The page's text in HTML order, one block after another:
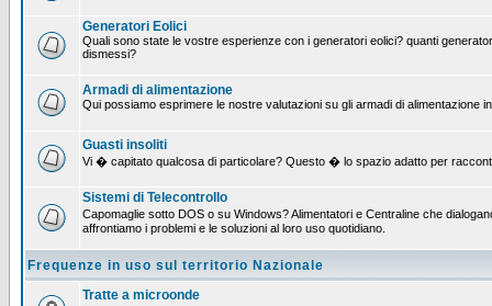
Generatori Eolici
Quali sono state le vostre esperienze con i generatori eolici? quanti
dismessi?
Armadi di alimentazione
Qui possiamo esprimere le nostre valutazioni su gli armadi di alimentazione
Guasti insoliti
Vi � capitato qualcosa di particolare? Questo � lo spazio adatto per
Sistemi di Telecontrollo
Capomaglie sotto DOS o su Windows? Alimentatori e Centraline che
affrontiamo i problemi e le soluzioni al loro uso quotidiano.
Frequenze in uso sul territorio Nazionale
Tratte a microonde